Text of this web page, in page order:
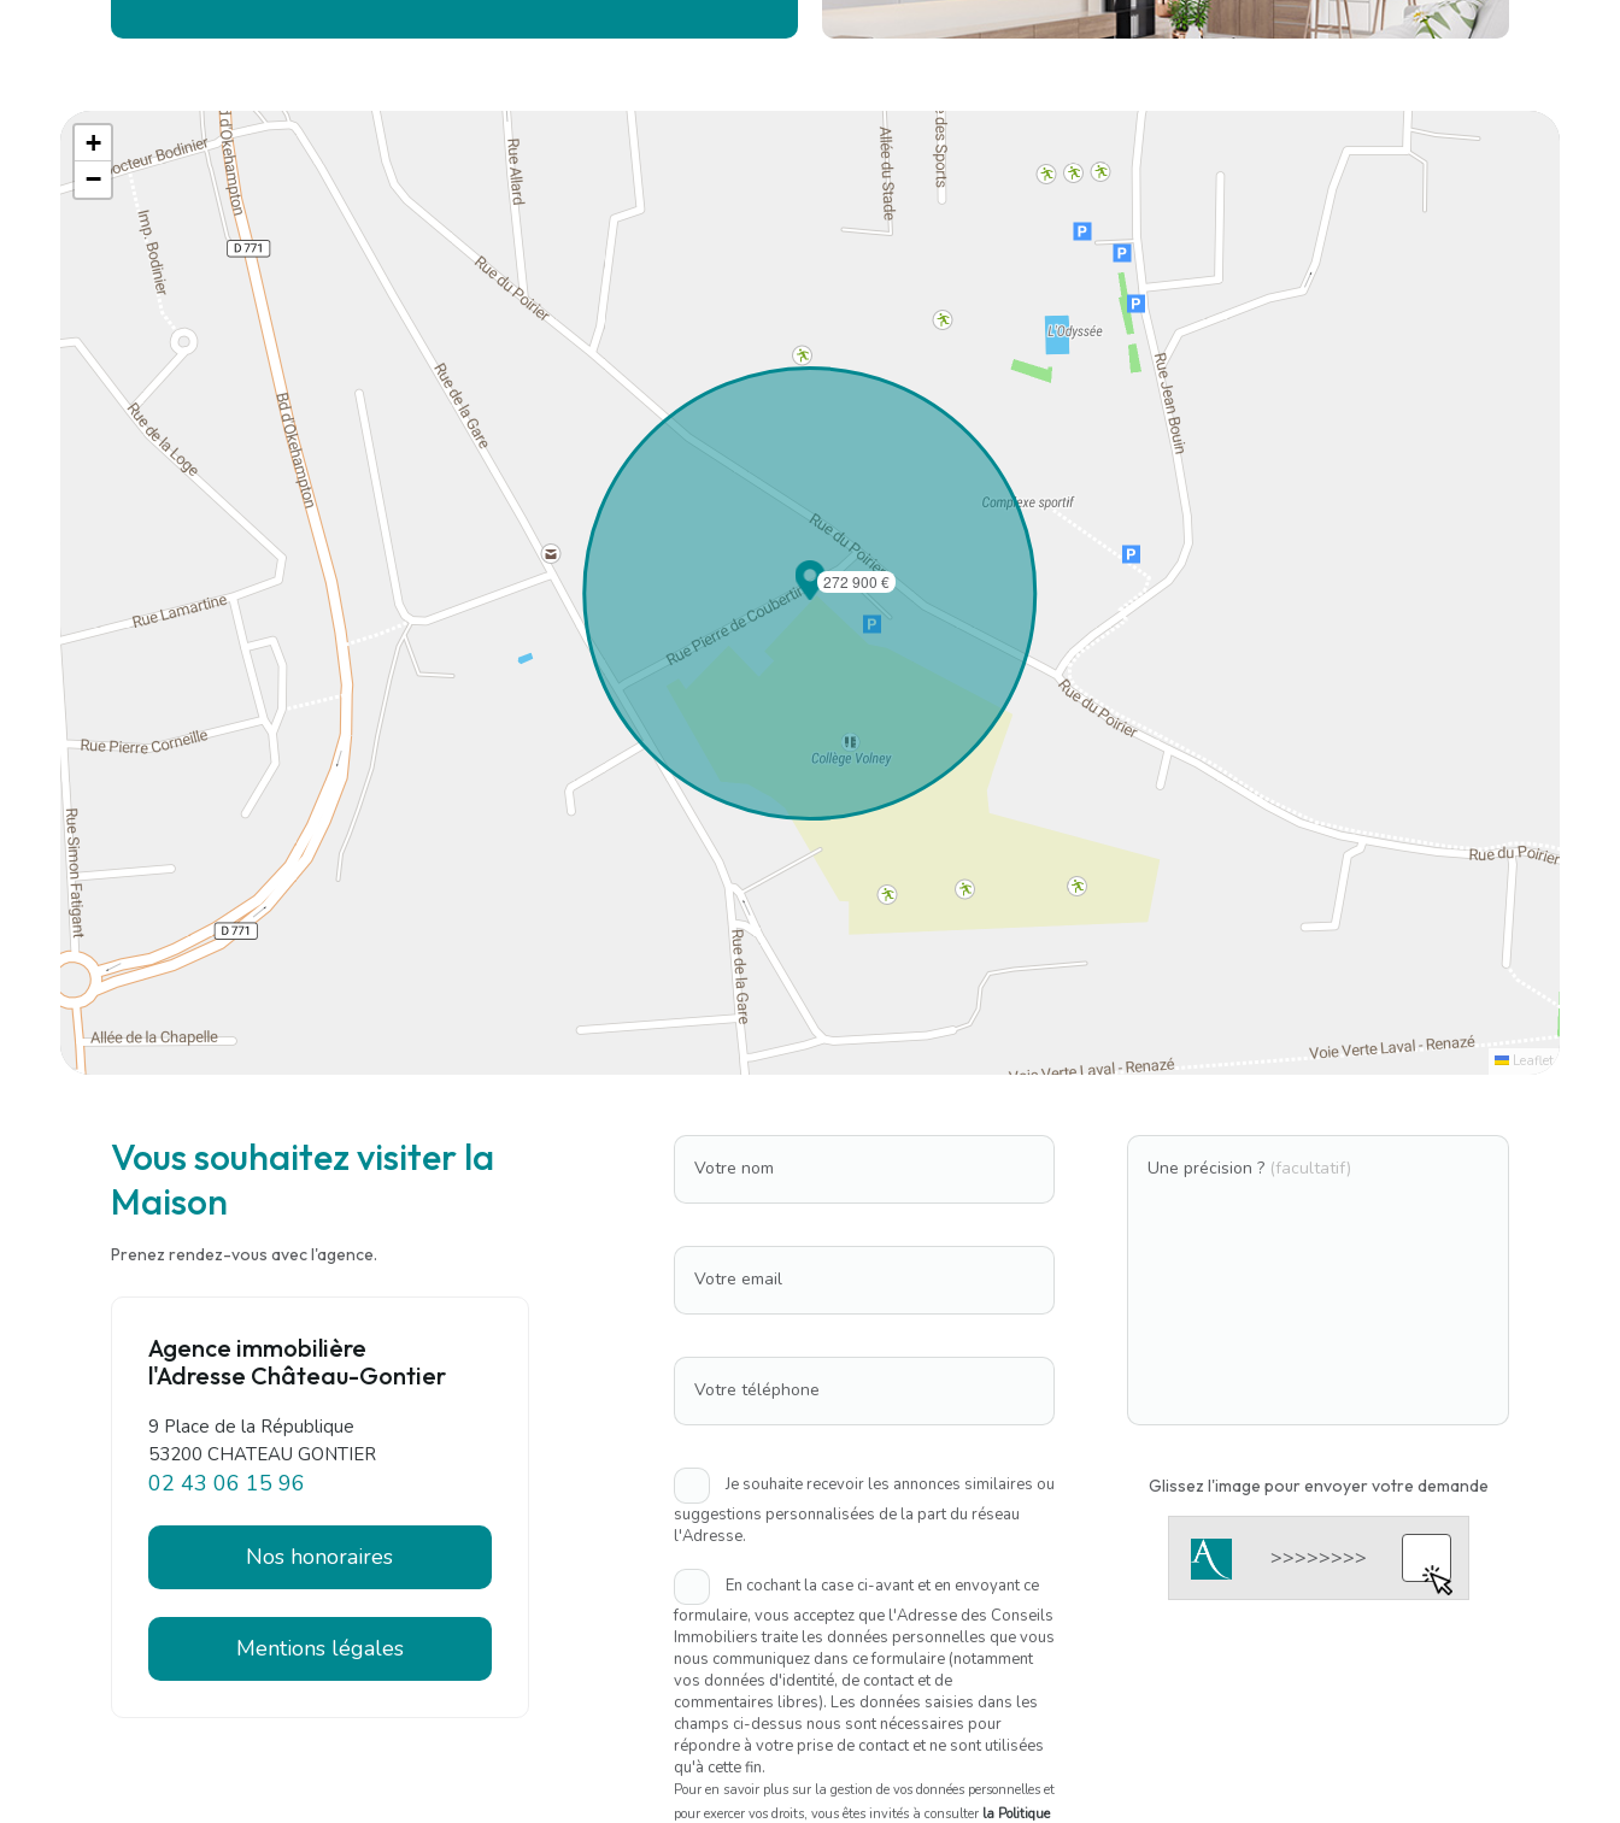
272 900 €
+
−
Leaflet
Vous souhaitez visiter la
Maison
Prenez rendez-vous avec l'agence.
Agence immobilière
l'Adresse Château-Gontier
9 Place de la République
53200 CHATEAU GONTIER
02 43 06 15 96
Nos honoraires
Mentions légales
Votre nom
Votre email
Votre téléphone
Je souhaite recevoir les annonces similaires ou
suggestions personnalisées de la part du réseau
l'Adresse.
En cochant la case ci-avant et en envoyant ce
formulaire, vous acceptez que l'Adresse des Conseils
Immobiliers traite les données personnelles que vous
nous communiquez dans ce formulaire (notamment
vos données d'identité, de contact et de
commentaires libres). Les données saisies dans les
champs ci-dessus nous sont nécessaires pour
répondre à votre prise de contact et ne sont utilisées
qu'à cette fin.
Pour en savoir plus sur la gestion de vos données personnelles et
pour exercer vos droits, vous êtes invités à consulter la Politique
Une précision ? (facultatif)
Glissez l'image pour envoyer votre demande